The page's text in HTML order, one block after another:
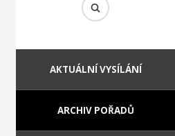
AKTUÁLNÍ VYSÍLÁNÍ
ARCHIV POŘADŮ